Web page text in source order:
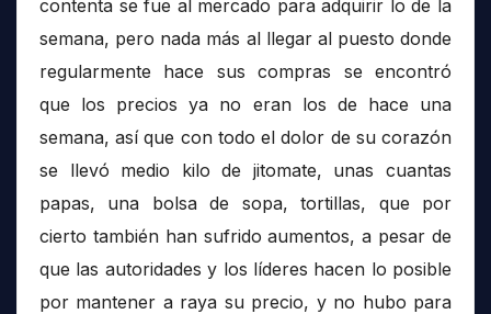
contenta se fue al mercado para adquirir lo de la
semana, pero nada más al llegar al puesto donde
regularmente hace sus compras se encontró
que los precios ya no eran los de hace una
semana, así que con todo el dolor de su corazón
se llevó medio kilo de jitomate, unas cuantas
papas, una bolsa de sopa, tortillas, que por
cierto también han sufrido aumentos, a pesar de
que las autoridades y los líderes hacen lo posible
por mantener a raya su precio, y no hubo para